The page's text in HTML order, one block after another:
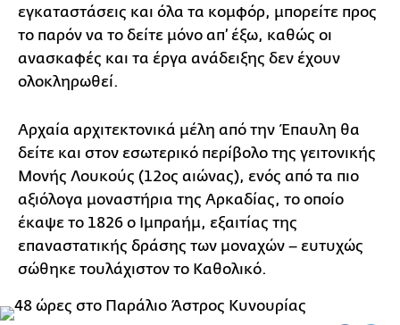
εγκαταστάσεις και όλα τα κομφόρ, μπορείτε προς
το παρόν να το δείτε μόνο απ’ έξω, καθώς οι
ανασκαφές και τα έργα ανάδειξης δεν έχουν
ολοκληρωθεί.
Αρχαία αρχιτεκτονικά μέλη από την Έπαυλη θα
δείτε και στον εσωτερικό περίβολο της γειτονικής
Μονής Λουκούς (12ος αιώνας), ενός από τα πιο
αξιόλογα μοναστήρια της Αρκαδίας, το οποίο
έκαψε το 1826 ο Ιμπραήμ, εξαιτίας της
επαναστατικής δράσης των μοναχών – ευτυχώς
σώθηκε τουλάχιστον το Καθολικό.